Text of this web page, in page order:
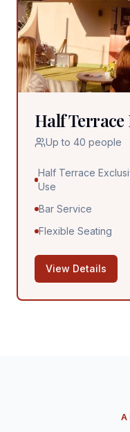
Half Terrace
Up to 40 people
Half Terrace
Use
Bar Service
Flexible Seating
View Details